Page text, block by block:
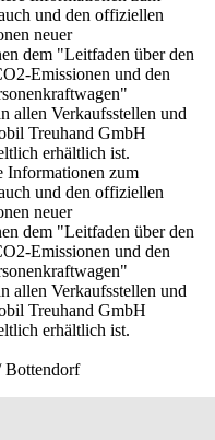
und den offiziellen
neuer
dem "Leitfaden über den
Emissionen und den
allen Verkaufsstellen und
Treuhand GmbH
erhältlich ist.
Informationen zum
und den offiziellen
neuer
dem "Leitfaden über den
Emissionen und den
allen Verkaufsstellen und
Treuhand GmbH
erhältlich ist.
Bottendorf